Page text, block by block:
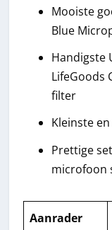
Mooiste
Blue
Handigste
LifeGoods
filter
Kleinste
Prettige
microfoon
Aanrader